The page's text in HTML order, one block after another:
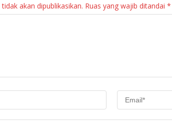
akan dipublikasikan. Ruas yang wajib ditandai *